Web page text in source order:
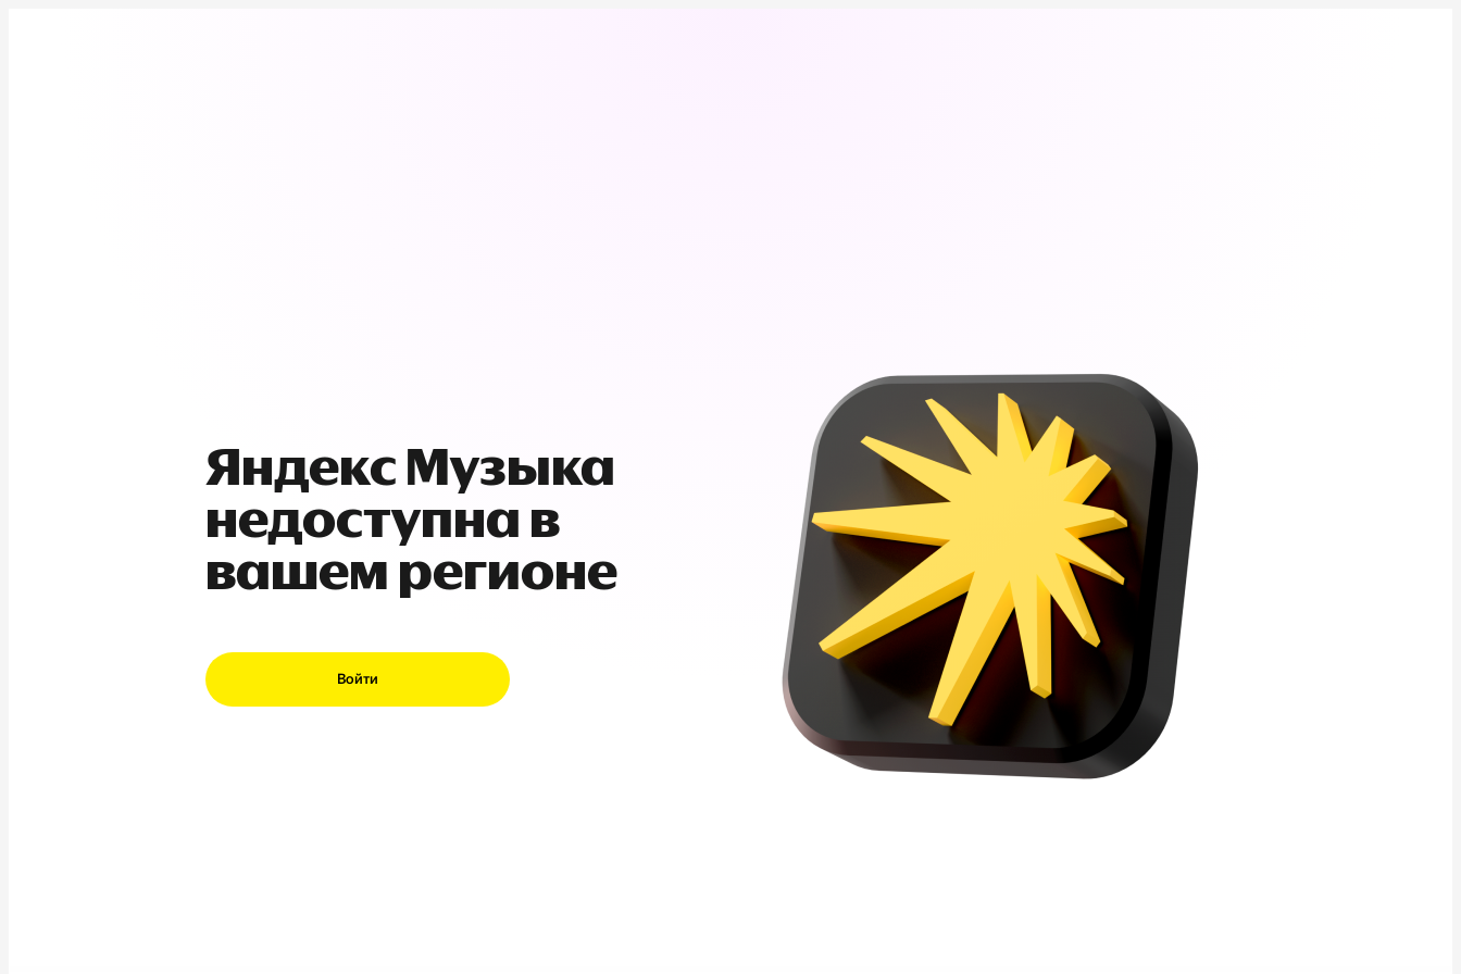
Яндекс Музыка
недоступна в
вашем регионе
Войти